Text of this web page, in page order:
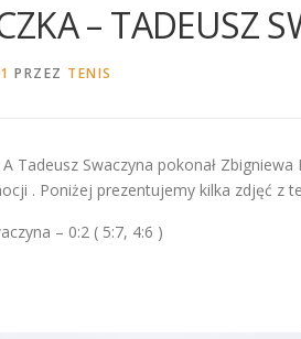
– TADEUSZ
PRZEZ TENIS
Tadeusz Swaczyna pokonał
. Poniżej prezentujemy kilka zdjęć z
– 0:2 ( 5:7, 4:6 )